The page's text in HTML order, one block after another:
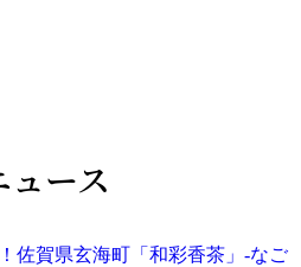
ース
佐賀県玄海町「和彩香茶」-なご